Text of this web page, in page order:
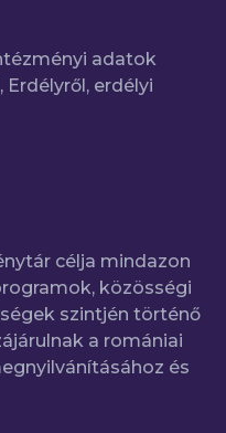
adatok
erdélyi
célja mindazon
közösségi
szintjén történő
a romániai
és